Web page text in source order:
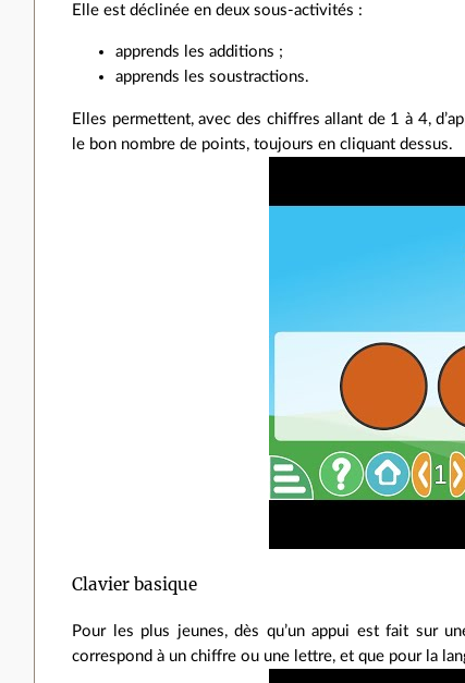
Elle est déclinée en deux sous‑activités :
apprends les additions ;
apprends les soustractions.
Elles permettent, avec des chiffres allant de 1 à 4,
le bon nombre de points, toujours en cliquant dessus.
Clavier basique
Pour les plus jeunes, dès qu’un appui est fait sur
correspond à un chiffre ou une lettre, et que pour la